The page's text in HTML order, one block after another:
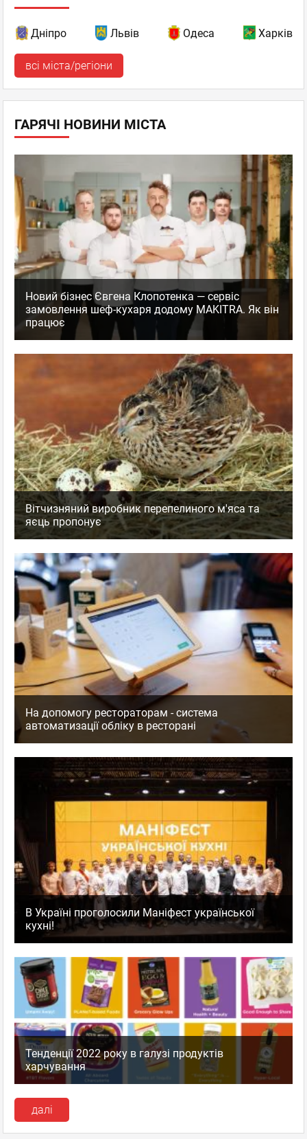
Дніпро Львів Одеса Харків
всі міста/регіони
ГАРЯЧІ НОВИНИ МІСТА
Новий бізнес Євгена Клопотенка — сервіс
замовлення шеф-кухаря додому MAKITRA. Як він
працює
Вітчизняний виробник перепелиного м'яса та
яєць пропонує
На допомогу рестораторам - система
автоматизації обліку в ресторані
В Україні проголосили Маніфест української
кухні!
Тенденції 2022 року в галузі продуктів
харчування
далі